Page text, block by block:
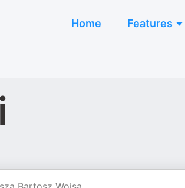
Home Features